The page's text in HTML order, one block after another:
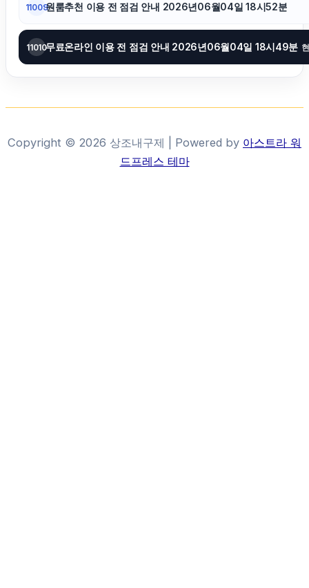
11009원룸추천 이용 전 점검 안내 2026년06월04일 18시52분
11010무료온라인 이용 전 점검 안내 2026년06월04일 18시49분
Copyright © 2026 상조내구제 | Powered by 아스트라 워
드프레스 테마